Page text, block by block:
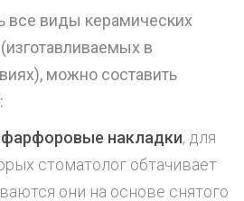
все виды керамических
в
можно составить
фарфоровые накладки, для
стоматолог обтачивает
они на основе снятого